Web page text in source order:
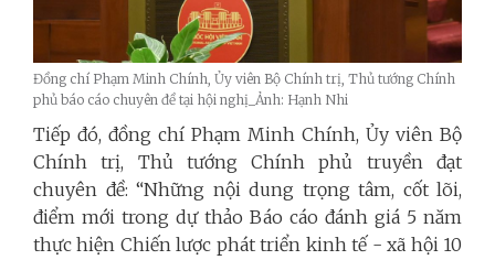
Đồng chí Phạm Minh Chính, Ủy viên Bộ Chính trị, Thủ tướng Chính
phủ báo cáo chuyên đề tại hội nghị_Ảnh: Hạnh Nhi
Tiếp đó, đồng chí Phạm Minh Chính, Ủy viên Bộ
Chính trị, Thủ tướng Chính phủ truyền đạt
chuyên đề: “Những nội dung trọng tâm, cốt lõi,
điểm mới trong dự thảo Báo cáo đánh giá 5 năm
thực hiện Chiến lược phát triển kinh tế - xã hội 10